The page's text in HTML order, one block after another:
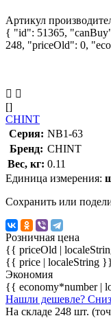
Артикул
{ "id": 51365,
248, "priceOld": 0,
[]
CHINT
Серия: NB1-63
Бренд: CHINT
Вес, кг: 0.11
Единица измерения:
Сохранить или
Розничная цена
{{ priceOld |
{{ price | localeString
Экономия
{{ economy*number |
Нашли дешевле?
На складе 248 шт.